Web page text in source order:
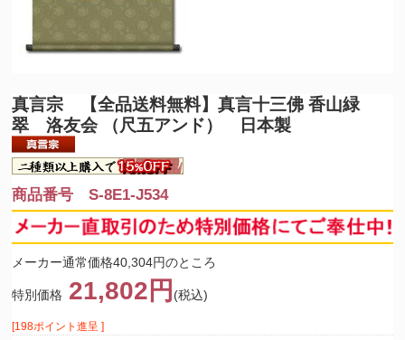
真言宗 【全品送料無料】真言十三佛 香山緑
翠 洛友会 （尺五アンド） 日本製
商品番号 S-8E1-J534
メーカー通常価格40,304円のところ
特別価格 21,802円 (税込)
[198ポイント進呈 ]